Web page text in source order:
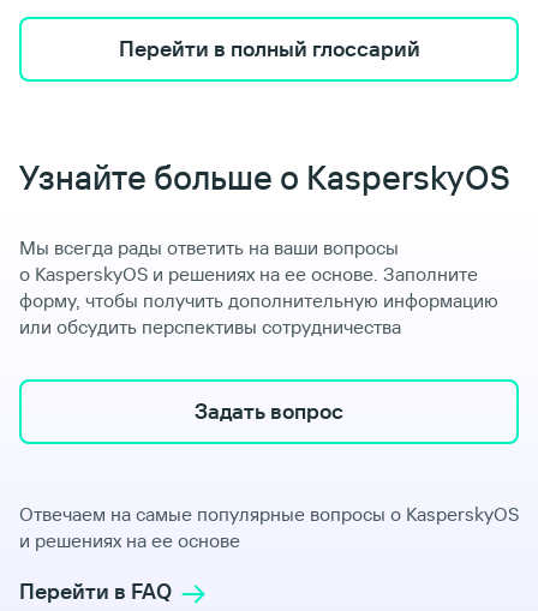
Перейти в полный глоссарий
Узнайте больше о KasperskyOS
Мы всегда рады ответить на ваши вопросы
о KasperskyOS и решениях на ее основе. Заполните
форму, чтобы получить дополнительную информацию
или обсудить перспективы сотрудничества
Задать вопрос
Отвечаем на самые популярные вопросы о KasperskyOS
и решениях на ее основе
Перейти в FAQ